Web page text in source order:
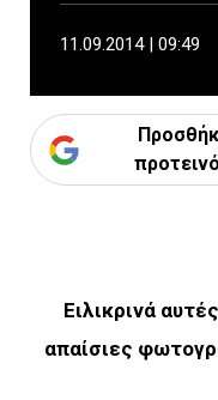
11.09.2014 | 09:49
Ειλικρινά
απαίσιες